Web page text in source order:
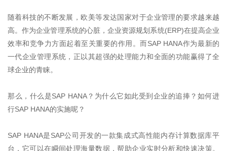
随着科技的不断发展，欧美等发达国家对于企业管理的要求越来越
高。作为企业管理系统的心脏，企业资源规划系统(ERP)在提高企业
效率和竞争力方面起着至关重要的作用。而SAP HANA作为最新的
一代企业管理系统，正以其超强的处理能力和全面的功能赢得了全
球企业的青睐。
那么，什么是SAP HANA？为什么它如此受到企业的追捧？如何进
行SAP HANA的实施呢？
SAP HANA是SAP公司开发的一款集成式高性能内存计算数据库平
台，它可以在瞬间处理海量数据，帮助企业实时分析和快速决策。